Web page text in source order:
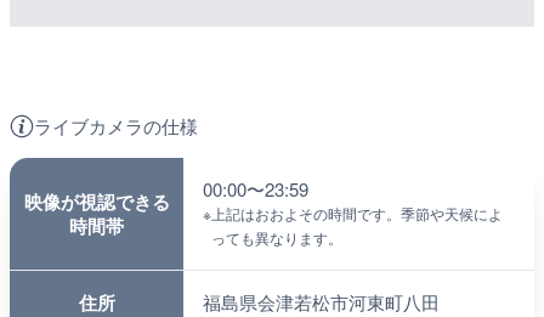
ライブカメラの仕様
映像が視認できる
時間帯
00:00〜23:59
※ 上記はおおよその時間です。季節や天候によ
っても異なります。
住所 福島県会津若松市河東町八田